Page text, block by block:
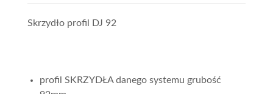
Skrzydło profil DJ 92
profil SKRZYDŁA danego systemu grubość